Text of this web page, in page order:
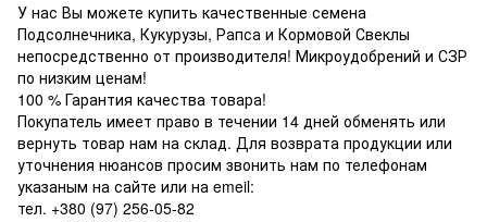
У нас Вы можете купить качественные семена
Подсолнечника, Кукурузы, Рапса и Кормовой Свеклы
непосредственно от производителя! Микроудобрений и СЗР
по низким ценам!
100 % Гарантия качества товара!
Покупатель имеет право в течении 14 дней обменять или
вернуть товар нам на склад. Для возврата продукции или
уточнения нюансов просим звонить нам по телефонам
указаным на сайте или на emeil:
тел. +380 (97) 256-05-82